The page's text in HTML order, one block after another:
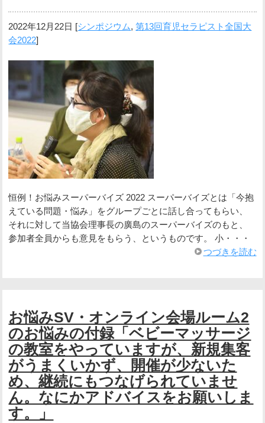
2022年12月22日 [シンポジウム,第13回育児セラピスト全国大
会2022]
恒例！お悩みスーパーバイズ 2022 スーパーバイズとは「今抱
えている問題・悩み」をグループごとに話し合ってもらい、
それに対して当協会理事長の廣島のスーパーバイズのもと、
参加者全員からも意見をもらう、というものです。 小・・・
つづきを読む
お悩みSV・オンライン会場ルーム2
のお悩みの付録「ベビーマッサージ
の教室をやっていますが、新規集客
がうまくいかず、開催が少ないた
め、継続にもつなげられていませ
ん。なにかアドバイスをお願いしま
す。」